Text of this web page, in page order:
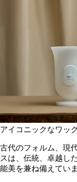
アイコニックなワッ
古代のフォルム、現
スは、伝統、卓越し
能美を兼ね備えていま